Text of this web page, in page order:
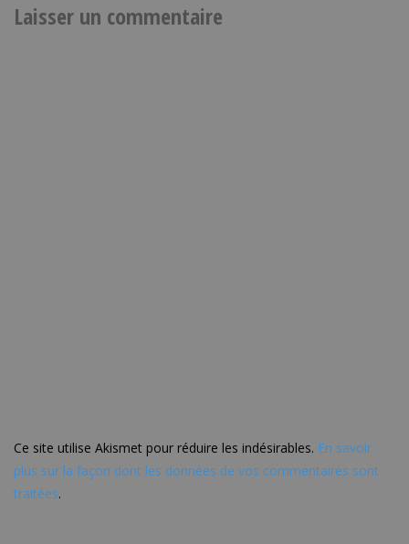
Laisser un commentaire
Ce site utilise Akismet pour réduire les indésirables. En savoir
plus sur la façon dont les données de vos commentaires sont
traitées.